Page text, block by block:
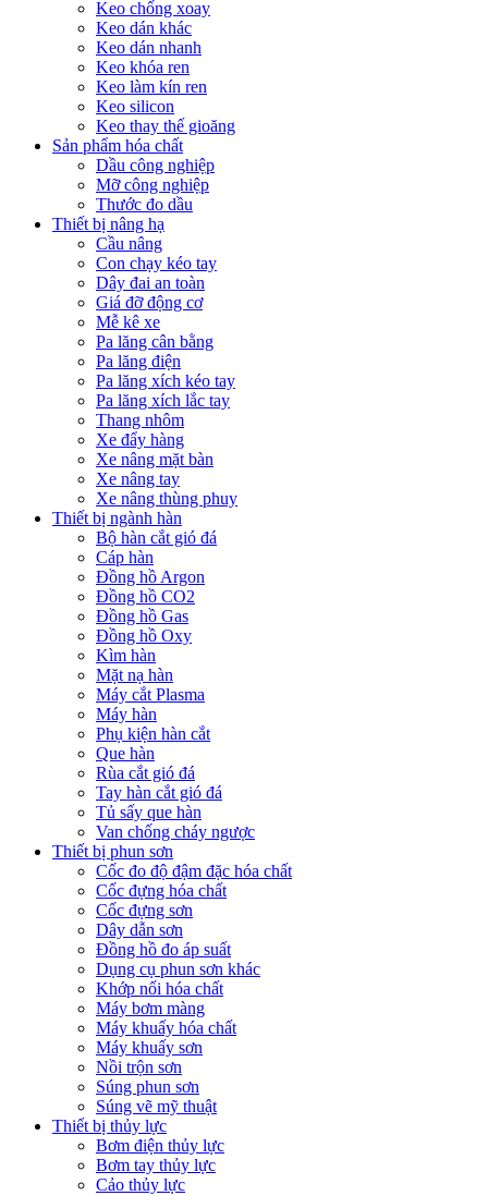
Keo chống xoay
Keo dán khác
Keo dán nhanh
Keo khóa ren
Keo làm kín ren
Keo silicon
Keo thay thế gioăng
Sản phẩm hóa chất
Dầu công nghiệp
Mỡ công nghiệp
Thước đo dầu
Thiết bị nâng hạ
Cầu nâng
Con chạy kéo tay
Dây đai an toàn
Giá đỡ động cơ
Mễ kê xe
Pa lăng cân bằng
Pa lăng điện
Pa lăng xích kéo tay
Pa lăng xích lắc tay
Thang nhôm
Xe đẩy hàng
Xe nâng mặt bàn
Xe nâng tay
Xe nâng thùng phuy
Thiết bị ngành hàn
Bộ hàn cắt gió đá
Cáp hàn
Đồng hồ Argon
Đồng hồ CO2
Đồng hồ Gas
Đồng hồ Oxy
Kìm hàn
Mặt nạ hàn
Máy cắt Plasma
Máy hàn
Phụ kiện hàn cắt
Que hàn
Rùa cắt gió đá
Tay hàn cắt gió đá
Tủ sấy que hàn
Van chống cháy ngược
Thiết bị phun sơn
Cốc đo độ đậm đặc hóa chất
Cốc đựng hóa chất
Cốc đựng sơn
Dây dẫn sơn
Đồng hồ đo áp suất
Dụng cụ phun sơn khác
Khớp nối hóa chất
Máy bơm màng
Máy khuấy hóa chất
Máy khuấy sơn
Nồi trộn sơn
Súng phun sơn
Súng vẽ mỹ thuật
Thiết bị thủy lực
Bơm điện thủy lực
Bơm tay thủy lực
Cảo thủy lực